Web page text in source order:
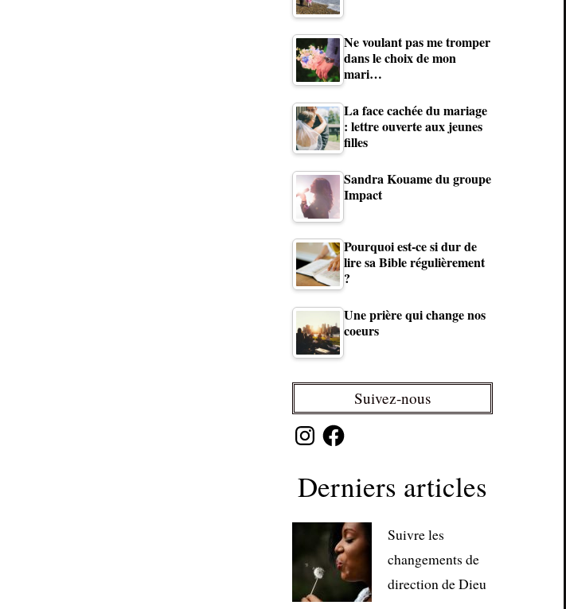
Ne voulant pas me tromper
dans le choix de mon
mari…
La face cachée du mariage
: lettre ouverte aux jeunes
filles
Sandra Kouame du groupe
Impact
Pourquoi est-ce si dur de
lire sa Bible régulièrement
?
Une prière qui change nos
coeurs
Suivez-nous
InstagramFacebook
Derniers articles
Suivre les
changements de
direction de Dieu